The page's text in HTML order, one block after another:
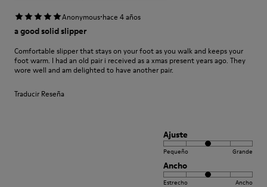
Anonymous·hace 4 años
a good solid slipper
Comfortable slipper that stays on your foot as you walk and keeps your
foot warm. I had an old pair i received as a xmas present years ago. They
wore well and am delighted to have another pair.
Traducir Reseña
Ajuste
Pequeño Grande
Ancho
Estrecho Ancho